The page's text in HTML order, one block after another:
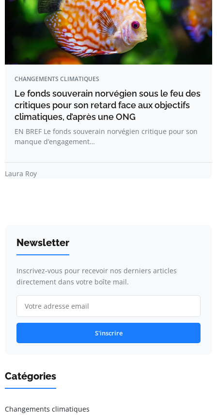
CHANGEMENTS CLIMATIQUES
Le fonds souverain norvégien sous le feu des
critiques pour son retard face aux objectifs
climatiques, d’après une ONG
EN BREF Le fonds souverain norvégien critique pour son
manque d’engagement…
Laura Roy
Newsletter
Inscrivez-vous pour recevoir nos derniers articles
directement dans votre boîte mail.
S'inscrire
Catégories
Changements climatiques